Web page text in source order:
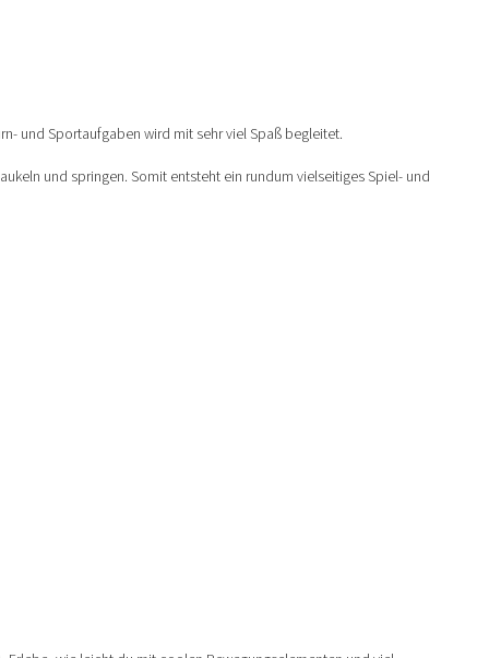
und Sportaufgaben wird mit sehr viel Spaß begleitet.
und springen. Somit entsteht ein rundum vielseitiges Spiel- und